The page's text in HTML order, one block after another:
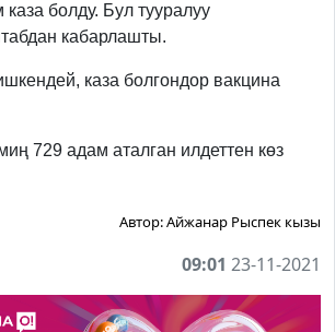
болду. Бул тууралуу
кабарлашты.
каза болгондор вакцина
729 адам аталган илдеттен көз
Автор:Айжанар Рыспек кызы
09:01 23-11-2021